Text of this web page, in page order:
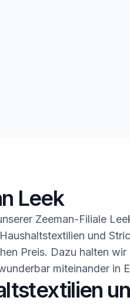
Leek
Zeeman-Filiale
und
Preis. Dazu halten
miteinander in